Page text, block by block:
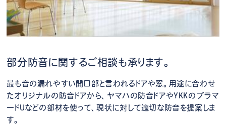
部分防音に関するご相談も承ります。
最も音の漏れやすい開口部と言われるドアや窓。用途に合わせ
たオリジナルの防音ドアから、ヤマハの防音ドアやYKKのプラマ
ードUなどの部材を使って、現状に対して適切な防音を提案しま
す。